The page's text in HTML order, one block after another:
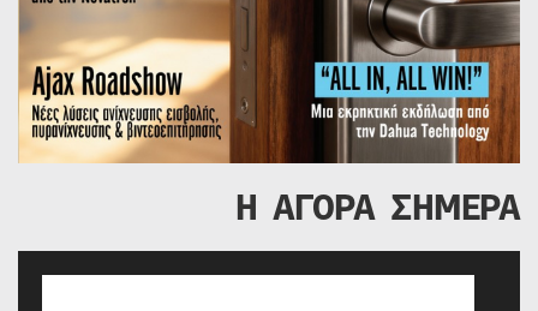
Η ΑΓΟΡΑ ΣΗΜΕΡΑ